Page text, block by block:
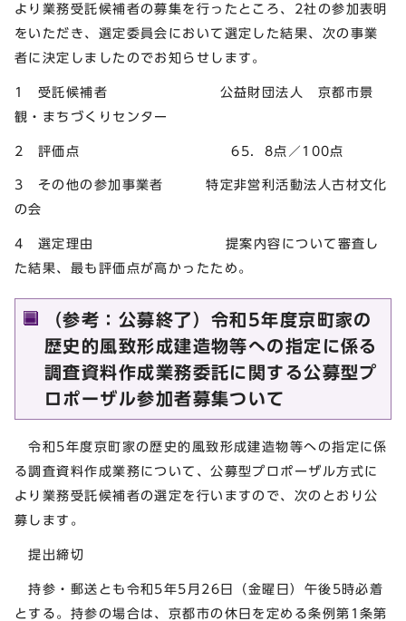
より業務受託候補者の募集を行ったところ、2社の参加表明
をいただき、選定委員会において選定した結果、次の事業
者に決定しましたのでお知らせします。
1 受託候補者 公益財団法人 京都市景
観・まちづくりセンター
2 評価点 65．8点／100点
3 その他の参加事業者 特定非営利活動法人古材文化
の会
4 選定理由 提案内容について審査し
た結果、最も評価点が高かったため。
（参考：公募終了）令和5年度京町家の
歴史的風致形成建造物等への指定に係る
調査資料作成業務委託に関する公募型プ
ロポーザル参加者募集ついて
令和5年度京町家の歴史的風致形成建造物等への指定に係
る調査資料作成業務について、公募型プロポーザル方式に
より業務受託候補者の選定を行いますので、次のとおり公
募します。
提出締切
持参・郵送とも令和5年5月26日（金曜日）午後5時必着
とする。持参の場合は、京都市の休日を定める条例第1条第